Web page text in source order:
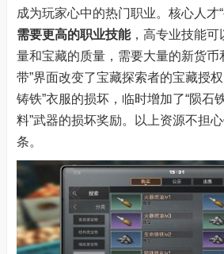
成为玩家心中的热门职业。核心人才
需要更高的职业技能，高专业技能可
量和宝藏的质量，需要大量的新货币
带”界面改变了宝藏探索者的宝藏授
铸铁”衣服的损坏，临时增加了“陨石
料”武器的损坏奖励。以上资源不担
条。